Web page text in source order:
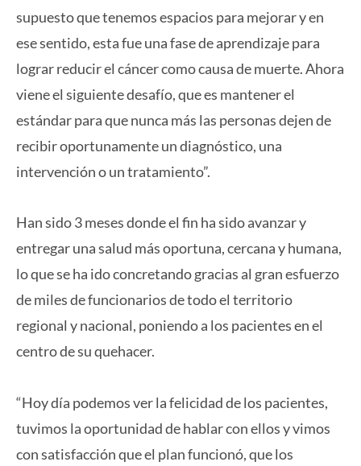
supuesto que tenemos espacios para mejorar y en
ese sentido, esta fue una fase de aprendizaje para
lograr reducir el cáncer como causa de muerte. Ahora
viene el siguiente desafío, que es mantener el
estándar para que nunca más las personas dejen de
recibir oportunamente un diagnóstico, una
intervención o un tratamiento”.
Han sido 3 meses donde el fin ha sido avanzar y
entregar una salud más oportuna, cercana y humana,
lo que se ha ido concretando gracias al gran esfuerzo
de miles de funcionarios de todo el territorio
regional y nacional, poniendo a los pacientes en el
centro de su quehacer.
“Hoy día podemos ver la felicidad de los pacientes,
tuvimos la oportunidad de hablar con ellos y vimos
con satisfacción que el plan funcionó, que los